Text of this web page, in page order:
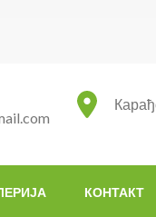
КОНТАКТ